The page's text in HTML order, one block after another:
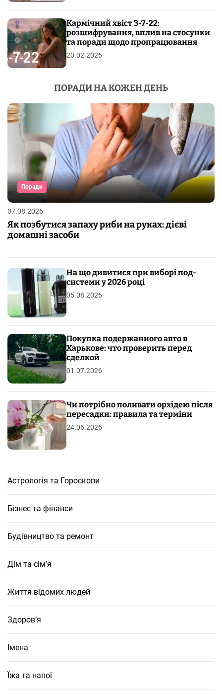
Кармічний хвіст 3-7-22:
розшифрування, вплив на стосунки
та поради щодо пропрацювання
20.02.2026
ПОРАДИ НА КОЖЕН ДЕНЬ
Поради
07.08.2026
Як позбутися запаху риби на руках: дієві
домашні засоби
На що дивитися при виборі под-
системи у 2026 році
05.08.2026
Покупка подержанного авто в
Харькове: что проверить перед
сделкой
01.07.2026
Чи потрібно поливати орхідею після
пересадки: правила та терміни
24.06.2026
Астрологія та Гороскопи
Бізнес та фінанси
Будівництво та ремонт
Дім та сім’я
Життя відомих людей
Здоров’я
Імена
Їжа та напої